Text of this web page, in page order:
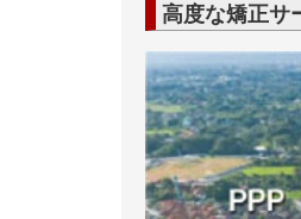
高度な矯正サ